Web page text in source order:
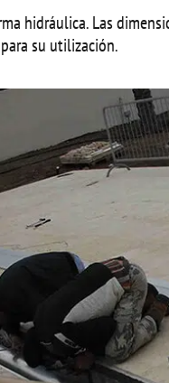
hidráulica. Las
su utilización.